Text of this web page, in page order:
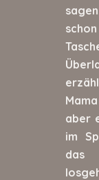
aber
im
das